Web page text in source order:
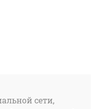
сети,